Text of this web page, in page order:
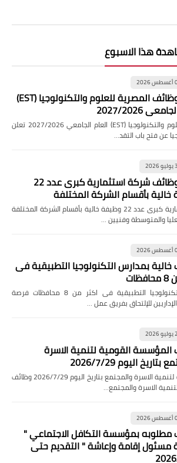
هذا الاسبوع
إعلان وظائف المصرية للعلوم والتكنولوجيا (EST)
2027/2026
إعلان وظائف المصرية للعلوم والتكنولوجيا (EST) العام الجامعي 2027/2026 تعلن
عن فتح باب التقد…
اعلان وظائف شركة استثمارية كبرى عدد 22
بأقسام الشركة المختلفة
اعلان وظائف شركة استثمارية كبرى عدد 22 وظيفة خالية بأقسام الشركة المختلفة
والمتوسطة وفنيين …
بمدارس التكنولوجيا التطبيقية فى
وظائف خالية بمدارس التكنولوجيا التطبيقية فى اكثر من 8 محافظات فرصة
للإلتحاق بفريق عمل …
القومية لتنمية الاسرة
اليوم 2026/7/29
وظائف المؤسسة القومية لتنمية الاسرة والمجتمع بتاريخ اليوم 2026/7/29 وظائف
الاسرة والمجتمع…
بمؤسسة التكافل الاجتماعي "
إقامة وإعاشة " التقديم حتى